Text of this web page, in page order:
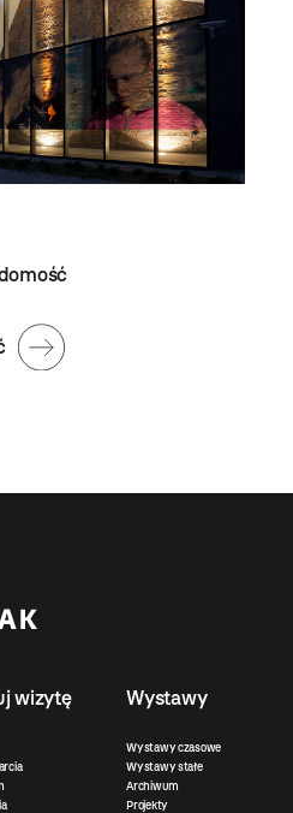
wizytę Wystawy
Wystawy czasowe
Wystawy stałe
Archiwum
Projekty